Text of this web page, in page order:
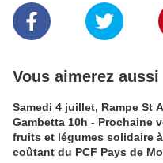
Vous aimerez aussi
Samedi 4 juillet, Rampe St
Gambetta 10h - Prochaine
fruits et légumes solidaire
coûtant du PCF Pays de